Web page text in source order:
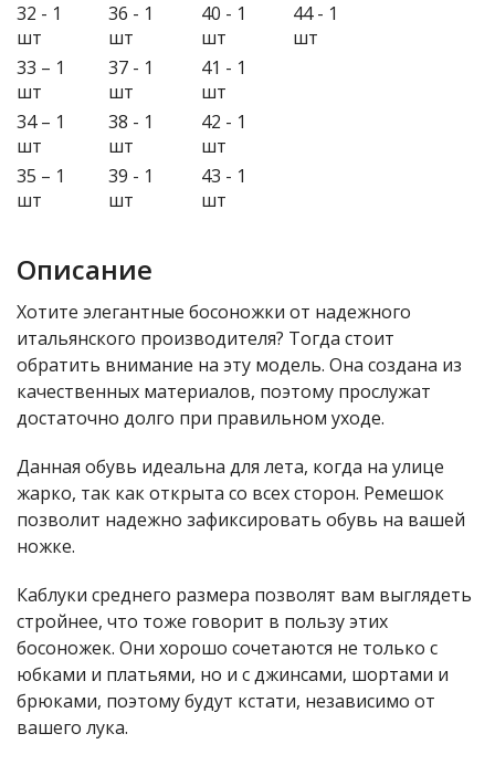
32 - 1
шт
33 – 1
шт
34 – 1
шт
35 – 1
шт
36 - 1
шт
37 - 1
шт
38 - 1
шт
39 - 1
шт
40 - 1
шт
41 - 1
шт
42 - 1
шт
43 - 1
шт
44 - 1
шт
Описание
Хотите элегантные босоножки от надежного
итальянского производителя? Тогда стоит
обратить внимание на эту модель. Она создана из
качественных материалов, поэтому прослужат
достаточно долго при правильном уходе.
Данная обувь идеальна для лета, когда на улице
жарко, так как открыта со всех сторон. Ремешок
позволит надежно зафиксировать обувь на вашей
ножке.
Каблуки среднего размера позволят вам выглядеть
стройнее, что тоже говорит в пользу этих
босоножек. Они хорошо сочетаются не только с
юбками и платьями, но и с джинсами, шортами и
брюками, поэтому будут кстати, независимо от
вашего лука.